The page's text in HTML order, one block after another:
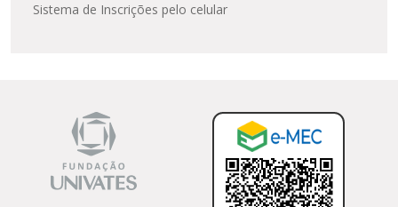
Sistema de Inscrições pelo celular